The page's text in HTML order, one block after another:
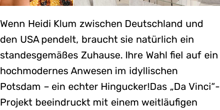
Wenn Heidi Klum zwischen Deutschland und
den USA pendelt, braucht sie natürlich ein
standesgemäßes Zuhause. Ihre Wahl fiel auf ein
hochmodernes Anwesen im idyllischen
Potsdam – ein echter Hingucker!Das „Da Vinci“-
Projekt beeindruckt mit einem weitläufigen